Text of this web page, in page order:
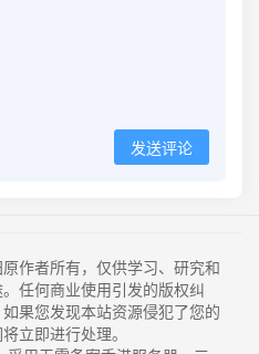
发送评论
作者所有，仅供学习、研究和
任何商业使用引发的版权纠
果您发现本站资源侵犯了您的
立即进行处理。